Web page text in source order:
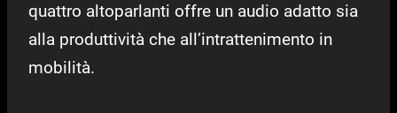
quattro altoparlanti offre un audio adatto sia
alla produttività che all’intrattenimento in
mobilità.